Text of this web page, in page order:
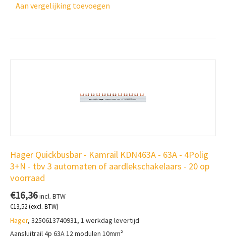
Aan vergelijking toevoegen
Hager Quickbusbar - Kamrail KDN463A - 63A - 4Polig
3+N - tbv 3 automaten of aardlekschakelaars - 20 op
voorraad
€16,36incl. BTW
€13,52(excl. BTW)
Hager, 3250613740931, 1 werkdag levertijd
Aansluitrail 4p 63A 12 modulen 10mm²